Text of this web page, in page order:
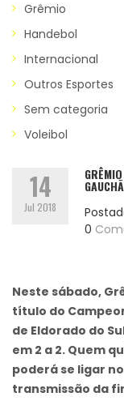
Grêmio
Handebol
Internacional
Outros Esportes
Sem categoria
Voleibol
14
Jul 2018
0
Neste sábado,
título do
de Eldorado do
em 2 a 2. Quem
poderá se ligar
transmissão da